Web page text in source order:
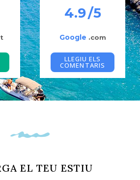
4.9/5
Google .com
LLEGIU ELS
COMENTARIS
EL TEU ESTIU